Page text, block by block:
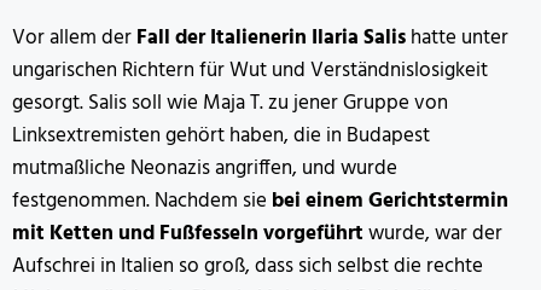
Vor allem derFall der Italienerin Ilaria Salishatte unter
ungarischen Richtern für Wut und Verständnislosigkeit
gesorgt. Salis soll wie Maja T. zu jener Gruppe von
Linksextremisten gehört haben, die in Budapest
mutmaßliche Neonazis angriffen, und wurde
festgenommen. Nachdem sie bei einem Gerichtstermin
mit Ketten und Fußfesseln vorgeführtwurde, war der
Aufschrei in Italien so groß, dass sich selbst die rechte